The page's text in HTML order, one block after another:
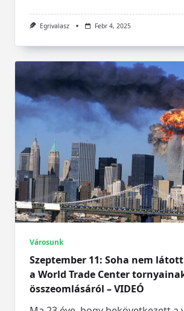
Egrivalasz Febr 4, 2025
Városunk
Szeptember 11: Soha nem
a World Trade Center
összeomlásáról – VIDEÓ